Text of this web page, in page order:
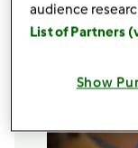
audience
List of Partners
Show